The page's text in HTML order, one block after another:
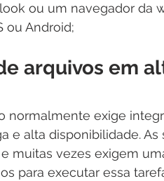
ou um navegador da
ou Android;
arquivos em
normalmente exige
e alta disponibilidade.
muitas vezes exigem
para executar essa